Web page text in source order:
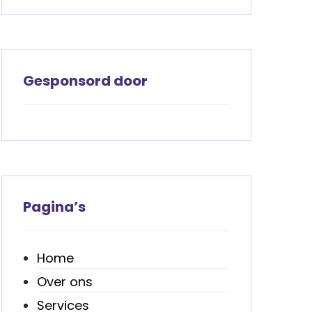
Gesponsord door
Pagina’s
Home
Over ons
Services